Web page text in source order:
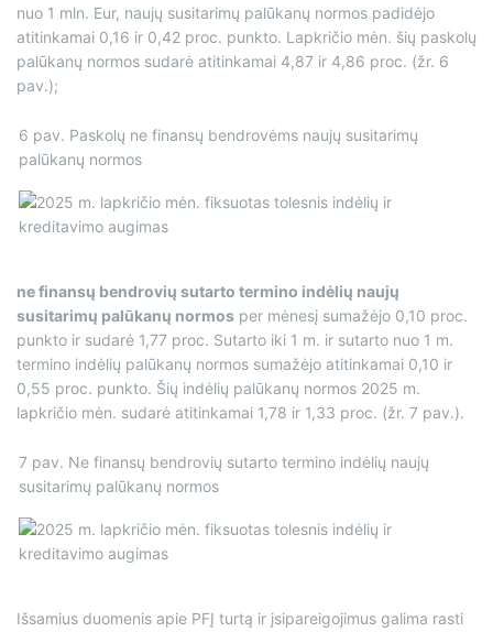
nuo 1 mln. Eur, naujų susitarimų palūkanų normos padidėjo
atitinkamai 0,16 ir 0,42 proc. punkto. Lapkričio mėn. šių paskolų
palūkanų normos sudarė atitinkamai 4,87 ir 4,86 proc. (žr. 6
pav.);
6 pav. Paskolų ne finansų bendrovėms naujų susitarimų
palūkanų normos
ne finansų bendrovių sutarto termino indėlių naujų
susitarimų palūkanų normos per mėnesį sumažėjo 0,10 proc.
punkto ir sudarė 1,77 proc. Sutarto iki 1 m. ir sutarto nuo 1 m.
termino indėlių palūkanų normos sumažėjo atitinkamai 0,10 ir
0,55 proc. punkto. Šių indėlių palūkanų normos 2025 m.
lapkričio mėn. sudarė atitinkamai 1,78 ir 1,33 proc. (žr. 7 pav.).
7 pav. Ne finansų bendrovių sutarto termino indėlių naujų
susitarimų palūkanų normos
Išsamius duomenis apie PFĮ turtą ir įsipareigojimus galima rasti